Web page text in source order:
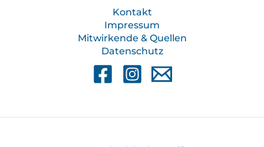
Kontakt
Impressum
Mitwirkende & Quellen
Datenschutz